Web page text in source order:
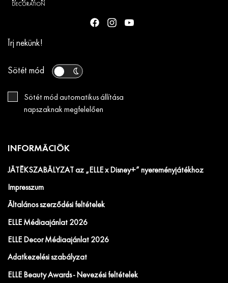
Írj nekünk!
Sötét mód
Sötét mód automatikus állítása
napszaknak megfelelően
INFORMÁCIÓK
JÁTÉKSZABÁLYZAT az „ELLE x Disney+” nyereményjátékhoz
Impresszum
Általános szerződési feltételek
ELLE Médiaajánlat 2026
ELLE Decor Médiaajánlat 2026
Adatkezelési szabályzat
ELLE Beauty Awards - Nevezési feltételek